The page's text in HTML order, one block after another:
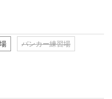
バンカー練習場